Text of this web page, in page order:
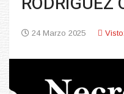
24 Marzo 2025